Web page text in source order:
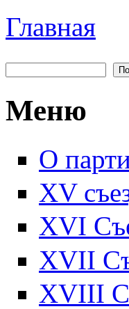
Вы здесь
Главная
Форма поиска
Меню
О
XV
XVI
XVII
XVIII